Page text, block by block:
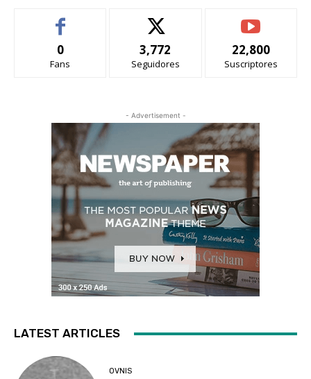
0
Fans
3,772
Seguidores
22,800
Suscriptores
- Advertisement -
LATEST ARTICLES
OVNIS